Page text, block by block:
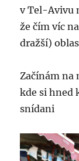
v Tel-Avivu
že čím víc
dražší)
Začínám
kde si hned
snídani